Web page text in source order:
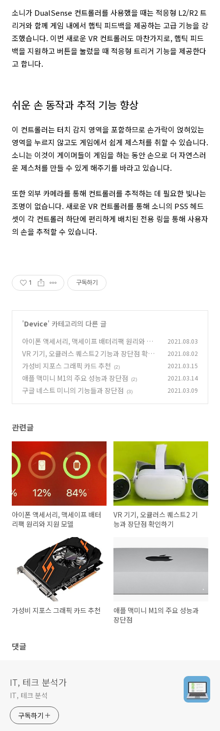
소니가 DualSense 컨트롤러를 사용했을 때는 적응형 L2/R2 트
리거와 함께 게임 내에서 햅틱 피드백을 제공하는 고급 기능을 강
조했습니다. 이번 새로운 VR 컨트롤러도 마찬가지로, 햅틱 피드
백을 지원하고 버튼을 눌렀을 때 적응형 트리거 기능을 제공한다
고 합니다.
쉬운 손 동작과 추적 기능 향상
이 컨트롤러는 터치 감지 영역을 포함하므로 손가락이 얹혀있는
영역을 누르지 않고도 게임에서 쉽게 제스처를 취할 수 있습니다.
소니는 이것이 게이머들이 게임을 하는 동안 손으로 더 자연스러
운 제스처를 만들 수 있게 해주기를 바라고 있습니다.
또한 외부 카메라를 통해 컨트롤러를 추적하는 데 필요한 빛나는
조명이 없습니다. 새로운 VR 컨트롤러를 통해 소니의 PS5 헤드
셋이 각 컨트롤러 하단에 편리하게 배치된 전용 링을 통해 사용자
의 손을 추적할 수 있습니다.
1 구독하기
'Device' 카테고리의 다른 글
아이폰 액세서리, 맥세이프 배터리팩 원리와 지
원 모델
(2)
2021.08.03
VR 기기, 오큘러스 퀘스트2 기능과 장단점 확인
하기
(2)
2021.08.02
가성비 지포스 그래픽 카드 추천 (2) 2021.03.15
애플 맥미니 M1의 주요 성능과 장단점 (2) 2021.03.14
구글 네스트 미니의 기능들과 장단점 (3) 2021.03.09
관련글
아이폰 액세서리, 맥세이프 배터
리팩 원리와 지원 모델
VR 기기, 오큘러스 퀘스트2 기
능과 장단점 확인하기
가성비 지포스 그래픽 카드 추천
애플 맥미니 M1의 주요 성능과
장단점
댓글
IT, 테크 분석가
IT, 테크 분석
구독하기